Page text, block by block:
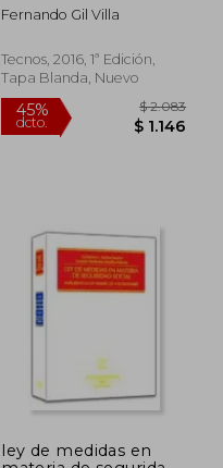
Ciudadanía
Consciente de la
Inseguridad Sociales
Fernando Gil Villa
Tecnos, 2016, 1ª Edición,
Tapa Blanda, Nuevo
ley de medidas en